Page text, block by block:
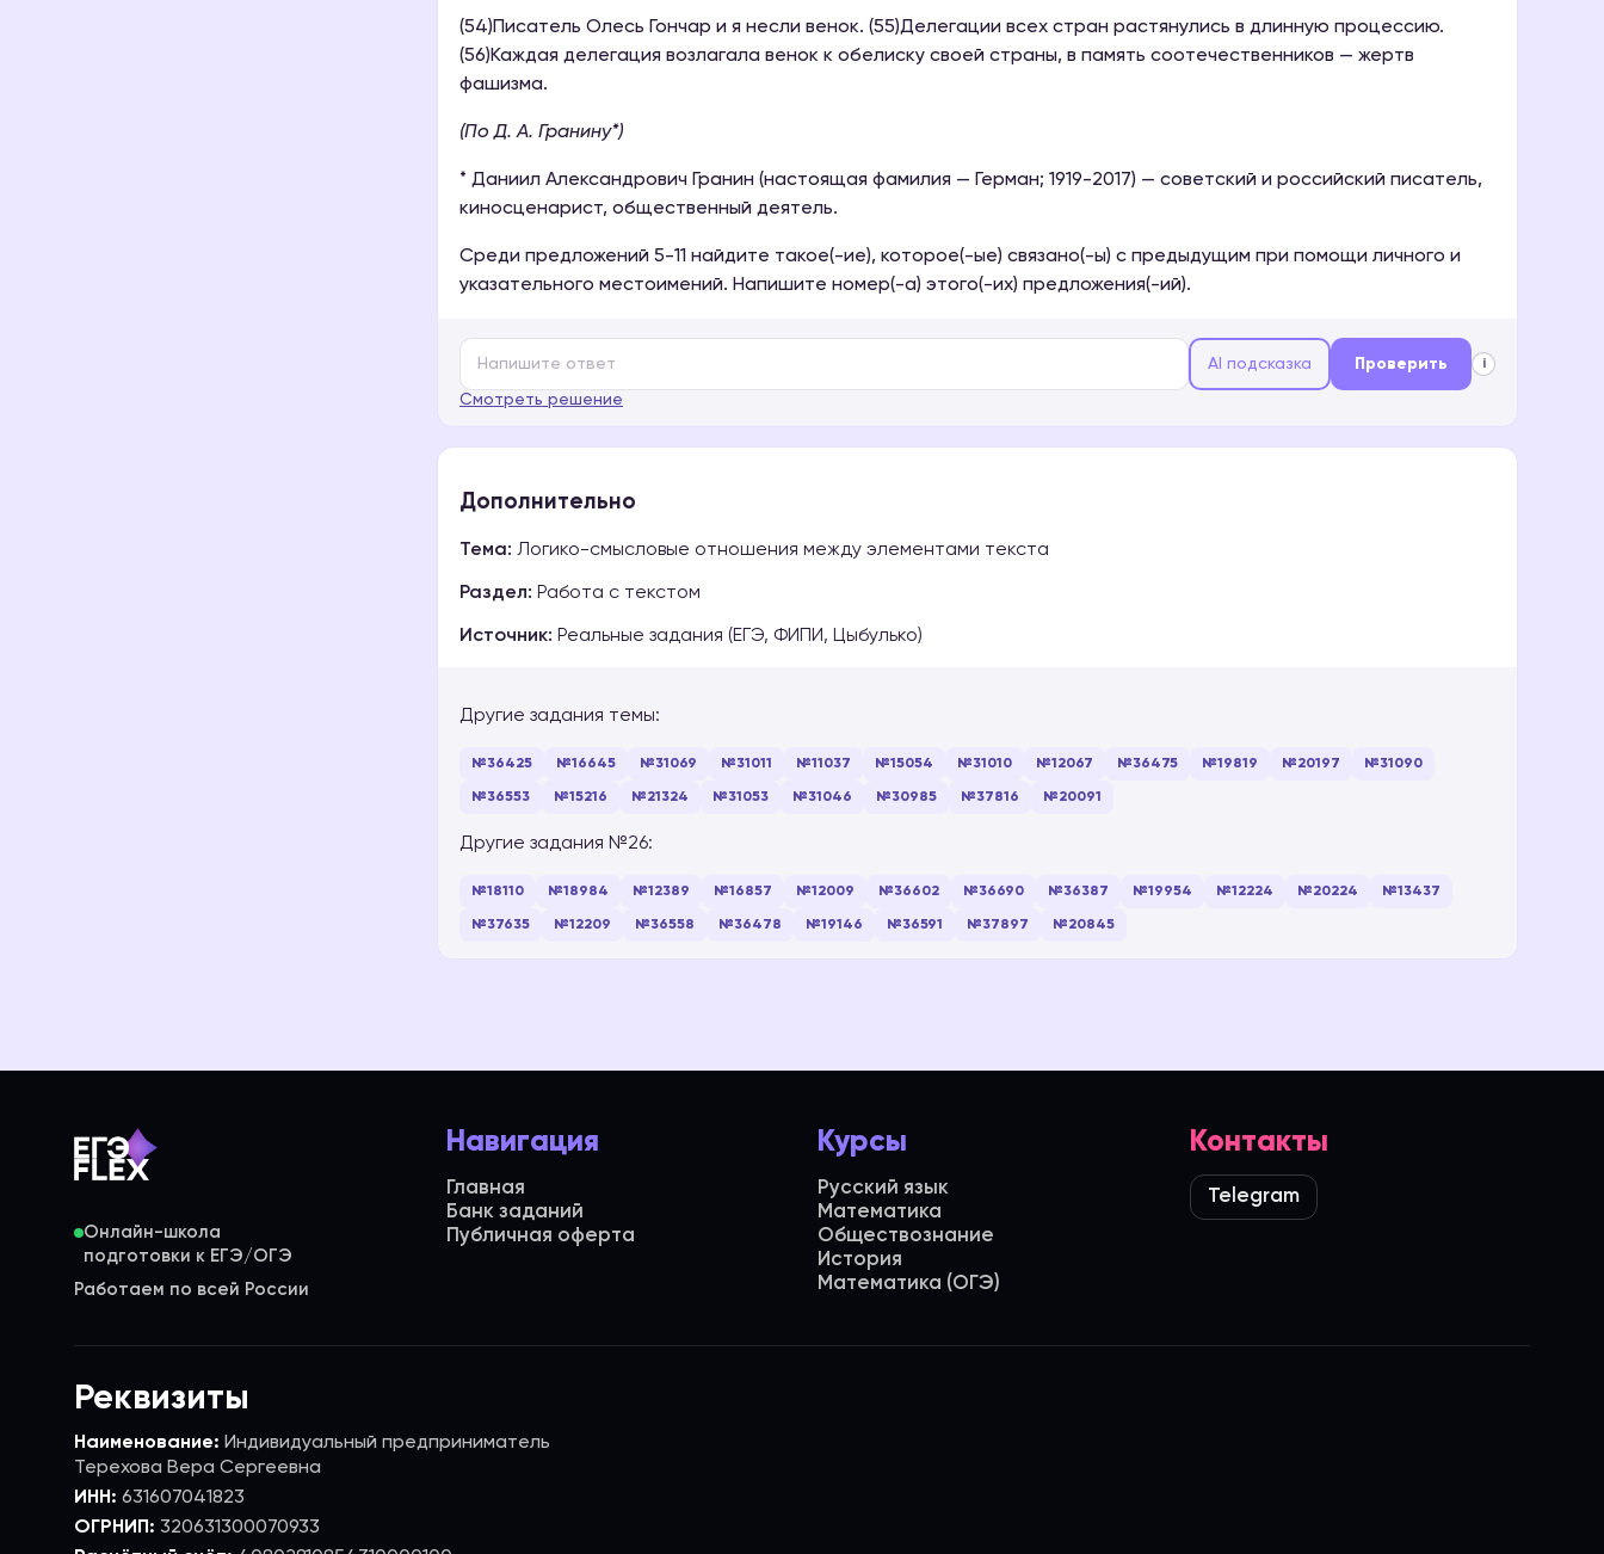
(54)Писатель Олесь Гончар и я несли венок. (55)Делегации всех стран растянулись в длинную процессию.
(56)Каждая делегация возлагала венок к обелиску своей страны, в память соотечественников — жертв
фашизма.
(По Д. А. Гранину*)
* Даниил Александрович Гранин (настоящая фамилия — Герман; 1919-2017) — советский и российский писатель,
киносценарист, общественный деятель.
Среди предложений 5-11 найдите такое(-ие), которое(-ые) связано(-ы) с предыдущим при помощи личного и
указательного местоимений. Напишите номер(-а) этого(-их) предложения(-ий).
AI подсказка Проверить i
Смотреть решение
Дополнительно
Тема: Логико-смысловые отношения между элементами текста
Раздел: Работа с текстом
Источник: Реальные задания (ЕГЭ, ФИПИ, Цыбулько)
Другие задания темы:
№36425 №16645 №31069 №31011 №11037 №15054 №31010 №12067 №36475 №19819 №20197 №31090
№36553 №15216 №21324 №31053 №31046 №30985 №37816 №20091
Другие задания №26:
№18110 №18984 №12389 №16857 №12009 №36602 №36690 №36387 №19954 №12224 №20224 №13437
№37635 №12209 №36558 №36478 №19146 №36591 №37897 №20845
Онлайн-школа
Работаем по всей России
Навигация
Главная
Банк заданий
Публичная оферта
Курсы
Русский язык
Математика
Обществознание
История
Математика (ОГЭ)
Контакты
Telegram
Реквизиты
Наименование: Индивидуальный предприниматель
Терехова Вера Сергеевна
ИНН: 631607041823
ОГРНИП: 320631300070933